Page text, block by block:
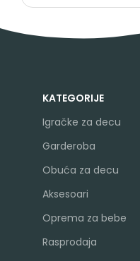
KATEGORIJE
Igračke za decu
Garderoba
Obuća za decu
Aksesoari
Oprema za bebe
Rasprodaja